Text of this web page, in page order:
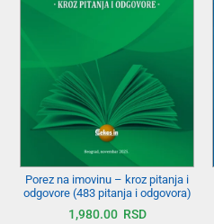
Porez na imovinu – kroz pitanja i
odgovore (483 pitanja i odgovora)
1,980.00 RSD